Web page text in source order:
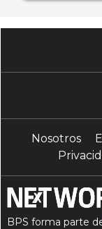
Nosotros
BPS forma parte